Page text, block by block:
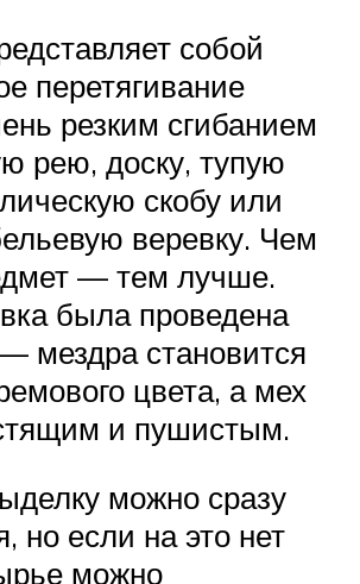
собой
перетягивание
резким сгибанием
рею, доску, тупую
скобу или
веревку. Чем
— тем лучше.
была проведена
мездра становится
цвета, а мех
и пушистым.
можно сразу
но если на это нет
можно